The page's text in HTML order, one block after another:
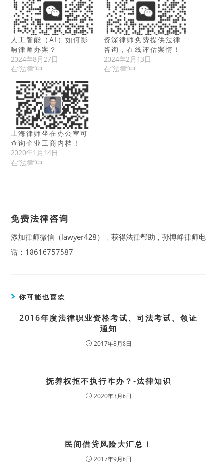
人工智能（AI）如何影
响律师办案？
2024年8月27日
在“法律”中
资深律师免费提供法律
咨询，在线评估案情！
2024年2月13日
在“法律”中
上海律师坐在办公室可
查询企业工商内档！
2020年1月14日
在“法律”中
免费法律咨询
添加律师微信（lawyer428），获得法律帮助，孙博峥律师电
话：18616757587
你可能也喜欢
2016年度法律职业资格考试、司法考试、领证
通知
2017年8月8日
抚养权拒不执行咋办？-法律知识
2020年3月6日
民间借贷风险大汇总！
2017年9月6日